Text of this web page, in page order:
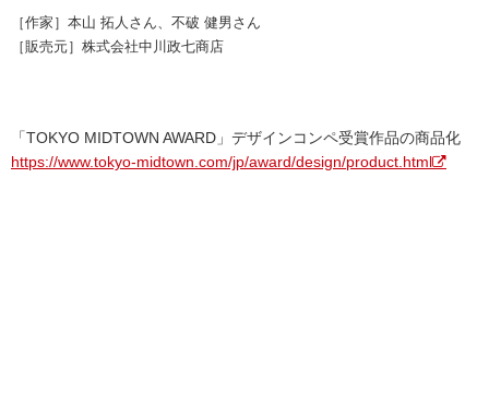
［作家］本山 拓人さん、不破 健男さん
［販売元］株式会社中川政七商店
「TOKYO MIDTOWN AWARD」デザインコンペ受賞作品の商品化
https://www.tokyo-midtown.com/jp/award/design/product.html